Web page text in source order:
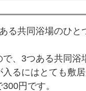
る共同浴場のひ
、3つある共同
るにはとても敷居
円です。